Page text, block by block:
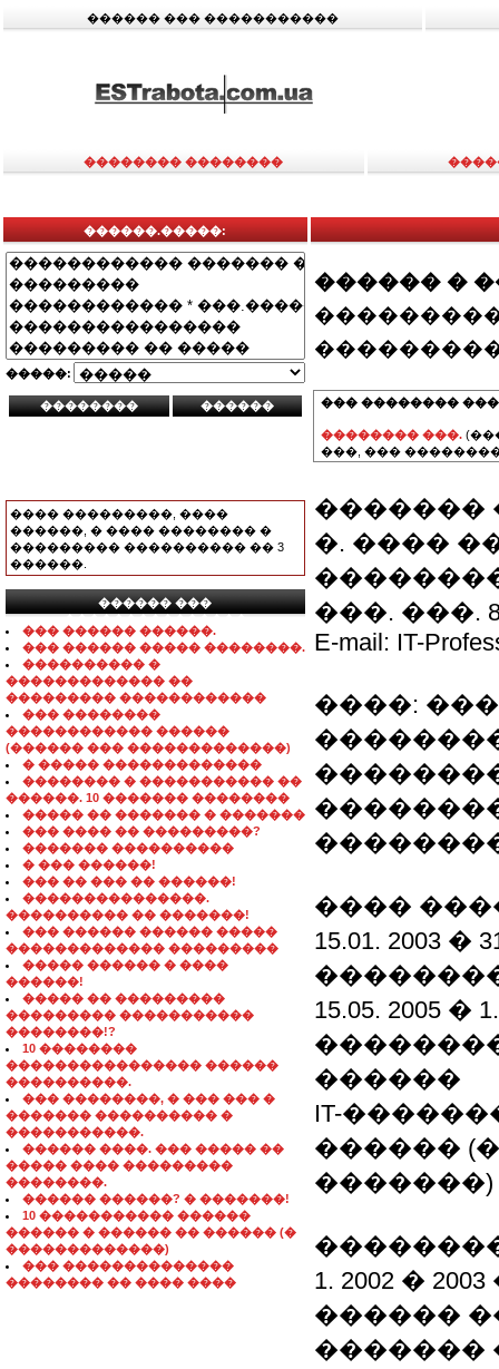
������ ��� �����������
�������� ��������
������.�����:
�����:
���� ���������, ����
������, � ���� �������� �
��������� ���������� �� 3
������.
������ ���
���������������
��� ������ ������.
��� ������ ����� ��������.
���������� �
������������� ��
��������� ������������
��� ��������
������������ ������
(������ ��� �������������)
� ����� �������������
�������� � ����������� ��
������. 10 ������� ��������
����� �� ������� � �������
��� ���� �� ���������?
������� ����������
� ��� ������!
��� �� ��� �� ������!
���������������.
���������� �� �������!
��� ������ ������ �����
������������� ���������
����� ������ � ����
������!
����� �� ���������
��������� �����������
��������!?
10 ��������
���������������� ������
����������.
��� ��������, � ��� ��� �
������� ���������� �
�����������.
������ ����. ��� ����� ��
����� ���� ���������
��������.
������ ������? � �������!
10 ����������� ������
������ � ������ �� ������ (�
�������������)
��� ��������������
�������� �� ���� ����
������ �
��� ��������
�������� ���.
���, ���
�������
�. ����
��������
���. ���. 8-
E-mail: IT-
����:
����
15.01. 2003
15.05. 2005
������
IT-
������
�������)
1. 2002 �
������
�������